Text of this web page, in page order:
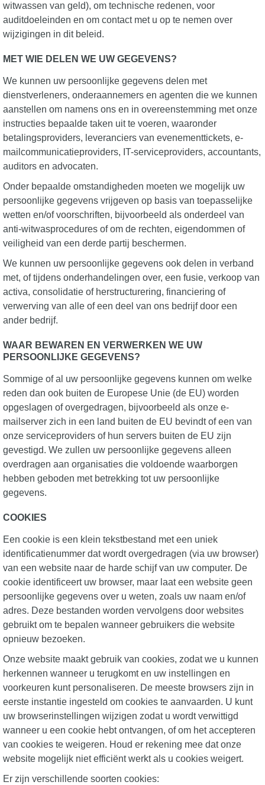
witwassen van geld), om technische redenen, voor
auditdoeleinden en om contact met u op te nemen over
wijzigingen in dit beleid.
MET WIE DELEN WE UW GEGEVENS?
We kunnen uw persoonlijke gegevens delen met
dienstverleners, onderaannemers en agenten die we kunnen
aanstellen om namens ons en in overeenstemming met onze
instructies bepaalde taken uit te voeren, waaronder
betalingsproviders, leveranciers van evenementtickets, e-
mailcommunicatieproviders, IT-serviceproviders, accountants,
auditors en advocaten.
Onder bepaalde omstandigheden moeten we mogelijk uw
persoonlijke gegevens vrijgeven op basis van toepasselijke
wetten en/of voorschriften, bijvoorbeeld als onderdeel van
anti-witwasprocedures of om de rechten, eigendommen of
veiligheid van een derde partij beschermen.
We kunnen uw persoonlijke gegevens ook delen in verband
met, of tijdens onderhandelingen over, een fusie, verkoop van
activa, consolidatie of herstructurering, financiering of
verwerving van alle of een deel van ons bedrijf door een
ander bedrijf.
WAAR BEWAREN EN VERWERKEN WE UW
PERSOONLIJKE GEGEVENS?
Sommige of al uw persoonlijke gegevens kunnen om welke
reden dan ook buiten de Europese Unie (de EU) worden
opgeslagen of overgedragen, bijvoorbeeld als onze e-
mailserver zich in een land buiten de EU bevindt of een van
onze serviceproviders of hun servers buiten de EU zijn
gevestigd. We zullen uw persoonlijke gegevens alleen
overdragen aan organisaties die voldoende waarborgen
hebben geboden met betrekking tot uw persoonlijke
gegevens.
COOKIES
Een cookie is een klein tekstbestand met een uniek
identificatienummer dat wordt overgedragen (via uw browser)
van een website naar de harde schijf van uw computer. De
cookie identificeert uw browser, maar laat een website geen
persoonlijke gegevens over u weten, zoals uw naam en/of
adres. Deze bestanden worden vervolgens door websites
gebruikt om te bepalen wanneer gebruikers die website
opnieuw bezoeken.
Onze website maakt gebruik van cookies, zodat we u kunnen
herkennen wanneer u terugkomt en uw instellingen en
voorkeuren kunt personaliseren. De meeste browsers zijn in
eerste instantie ingesteld om cookies te aanvaarden. U kunt
uw browserinstellingen wijzigen zodat u wordt verwittigd
wanneer u een cookie hebt ontvangen, of om het accepteren
van cookies te weigeren. Houd er rekening mee dat onze
website mogelijk niet efficiënt werkt als u cookies weigert.
Er zijn verschillende soorten cookies: